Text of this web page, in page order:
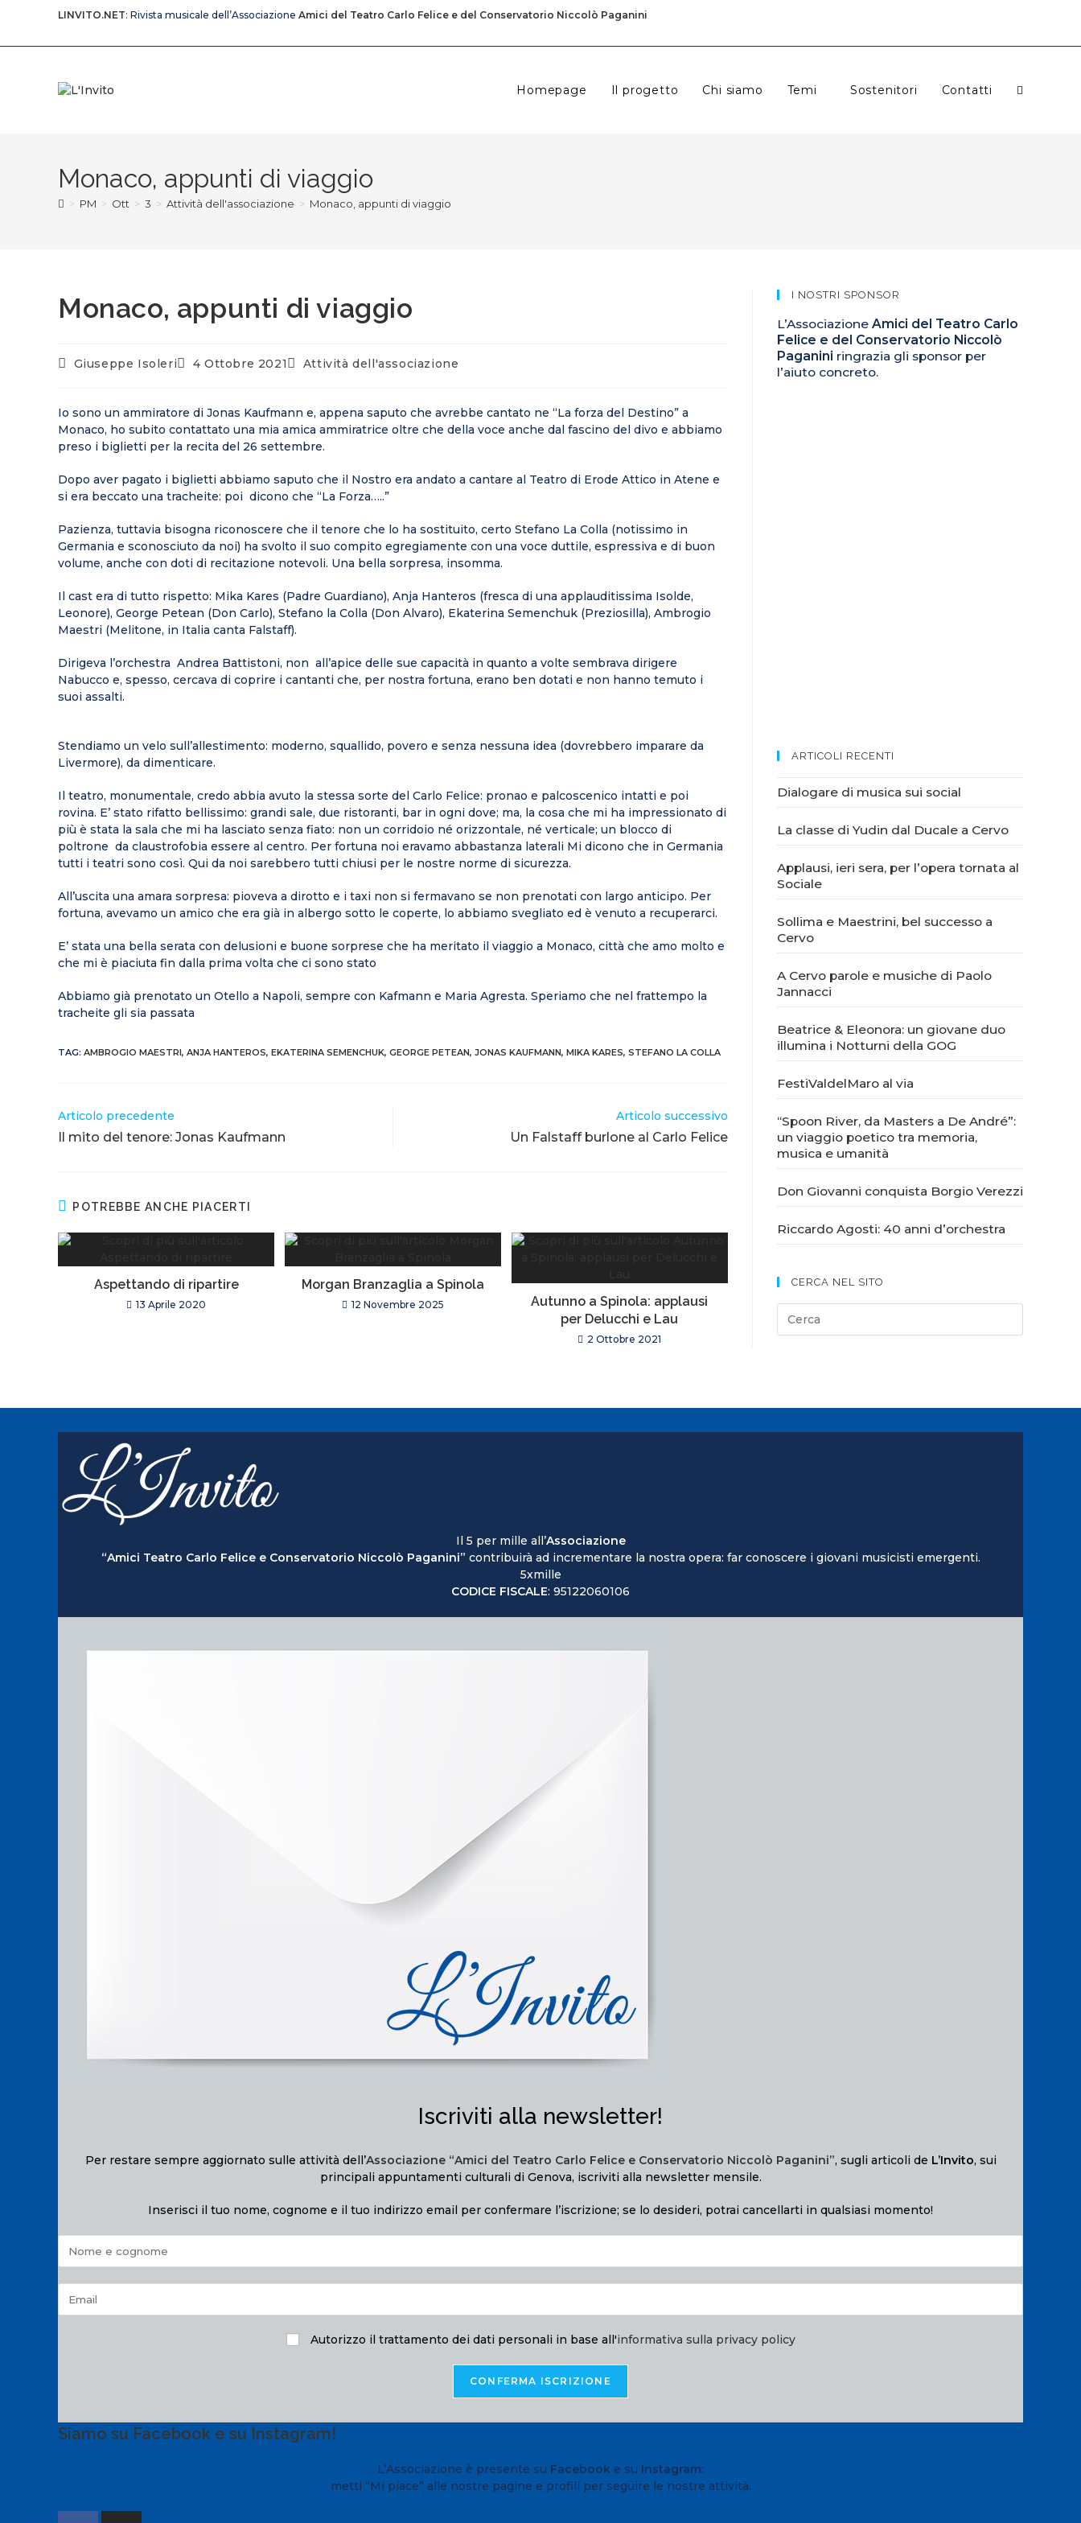
LINVITO.NET: Rivista musicale dell’Associazione Amici del Teatro Carlo Felice e del Conservatorio Niccolò Paganini
Homepage Il progetto Chi siamo Temi Sostenitori Contatti Attiva/
Monaco, appunti di viaggio
> PM > Ott > 3 > Attività dell'associazione > Monaco, appunti di viaggio
Monaco, appunti di viaggio
PostGiuseppe IsoleriArticolo
4 Ottobre 2021PostAttività dell'associazione
Io sono un ammiratore di Jonas Kaufmann e, appena saputo che avrebbe cantato ne “La forza del Destino” a
Monaco, ho subito contattato una mia amica ammiratrice oltre che della voce anche dal fascino del divo e abbiamo
preso i biglietti per la recita del 26 settembre.
Dopo aver pagato i biglietti abbiamo saputo che il Nostro era andato a cantare al Teatro di Erode Attico in Atene e
si era beccato una tracheite: poi dicono che “La Forza…..”
Pazienza, tuttavia bisogna riconoscere che il tenore che lo ha sostituito, certo Stefano La Colla (notissimo in
Germania e sconosciuto da noi) ha svolto il suo compito egregiamente con una voce duttile, espressiva e di buon
volume, anche con doti di recitazione notevoli. Una bella sorpresa, insomma.
Il cast era di tutto rispetto: Mika Kares (Padre Guardiano), Anja Hanteros (fresca di una applauditissima Isolde,
Leonore), George Petean (Don Carlo), Stefano la Colla (Don Alvaro), Ekaterina Semenchuk (Preziosilla), Ambrogio
Maestri (Melitone, in Italia canta Falstaff).
Dirigeva l’orchestra Andrea Battistoni, non all’apice delle sue capacità in quanto a volte sembrava dirigere
Nabucco e, spesso, cercava di coprire i cantanti che, per nostra fortuna, erano ben dotati e non hanno temuto i
suoi assalti.
Stendiamo un velo sull’allestimento: moderno, squallido, povero e senza nessuna idea (dovrebbero imparare da
Livermore), da dimenticare.
Il teatro, monumentale, credo abbia avuto la stessa sorte del Carlo Felice: pronao e palcoscenico intatti e poi
rovina. E’ stato rifatto bellissimo: grandi sale, due ristoranti, bar in ogni dove; ma, la cosa che mi ha impressionato di
più è stata la sala che mi ha lasciato senza fiato: non un corridoio né orizzontale, né verticale; un blocco di
poltrone da claustrofobia essere al centro. Per fortuna noi eravamo abbastanza laterali Mi dicono che in Germania
tutti i teatri sono così. Qui da noi sarebbero tutti chiusi per le nostre norme di sicurezza.
All’uscita una amara sorpresa: pioveva a dirotto e i taxi non si fermavano se non prenotati con largo anticipo. Per
fortuna, avevamo un amico che era già in albergo sotto le coperte, lo abbiamo svegliato ed è venuto a recuperarci.
E’ stata una bella serata con delusioni e buone sorprese che ha meritato il viaggio a Monaco, città che amo molto e
che mi è piaciuta fin dalla prima volta che ci sono stato
Abbiamo già prenotato un Otello a Napoli, sempre con Kafmann e Maria Agresta. Speriamo che nel frattempo la
tracheite gli sia passata
TAG: AMBROGIO MAESTRI, ANJA HANTEROS, EKATERINA SEMENCHUK, GEORGE PETEAN, JONAS KAUFMANN, MIKA KARES, STEFANO LA COLLA
Leggi
altri
articoli
Articolo precedente
Il mito del tenore: Jonas Kaufmann
Articolo successivo
Un Falstaff burlone al Carlo Felice
POTREBBE ANCHE PIACERTI
Aspettando di ripartire
13 Aprile 2020
Morgan Branzaglia a Spinola
12 Novembre 2025
Autunno a Spinola: applausi
per Delucchi e Lau
2 Ottobre 2021
I NOSTRI SPONSOR
L’Associazione Amici del Teatro Carlo
Felice e del Conservatorio Niccolò
Paganini ringrazia gli sponsor per
l’aiuto concreto.
ARTICOLI RECENTI
Dialogare di musica sui social
La classe di Yudin dal Ducale a Cervo
Applausi, ieri sera, per l’opera tornata al
Sociale
Sollima e Maestrini, bel successo a
Cervo
A Cervo parole e musiche di Paolo
Jannacci
Beatrice & Eleonora: un giovane duo
illumina i Notturni della GOG
FestiValdelMaro al via
“Spoon River, da Masters a De André”:
un viaggio poetico tra memoria,
musica e umanità
Don Giovanni conquista Borgio Verezzi
Riccardo Agosti: 40 anni d’orchestra
CERCA NEL SITO
Il 5 per mille all’Associazione
“Amici Teatro Carlo Felice e Conservatorio Niccolò Paganini” contribuirà ad incrementare la nostra opera: far conoscere i giovani musicisti emergenti.
5xmille
CODICE FISCALE: 95122060106
Iscriviti alla newsletter!
Per restare sempre aggiornato sulle attività dell’Associazione “Amici del Teatro Carlo Felice e Conservatorio Niccolò Paganini”, sugli articoli de L’Invito, sui
principali appuntamenti culturali di Genova, iscriviti alla newsletter mensile.
Inserisci il tuo nome, cognome e il tuo indirizzo email per confermare l’iscrizione; se lo desideri, potrai cancellarti in qualsiasi momento!
Autorizzo il trattamento dei dati personali in base all'informativa sulla privacy policy
Siamo su Facebook e su Instagram!
L’Associazione è presente su Facebook e su Instagram:
metti “Mi piace” alle nostre pagine e profili per seguire le nostre attività.